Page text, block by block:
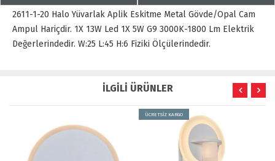
2611-1-20 Halo Yüvarlak Aplik Eskitme Metal Gövde/Opal Cam
Ampul Hariçdir. 1X 13W Led 1X 5W G9 3000K-1800 Lm Elektrik
Değerlerindedir. W:25 L:45 H:6 Fiziki Ölçülerindedir.
İLGİLİ ÜRÜNLER